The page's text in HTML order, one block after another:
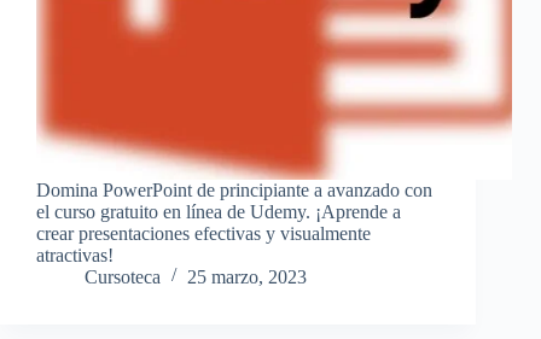
Domina PowerPoint de principiante a avanzado con
el curso gratuito en línea de Udemy. ¡Aprende a
crear presentaciones efectivas y visualmente
atractivas!
Cursoteca
25 marzo, 2023